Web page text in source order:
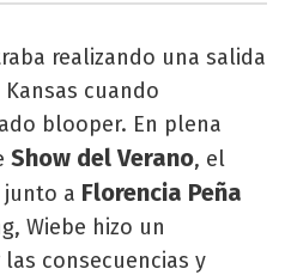
realizando una salida
cuando
blooper. En plena
Show del Verano, el
junto a Florencia Peña
Wiebe hizo un
consecuencias y